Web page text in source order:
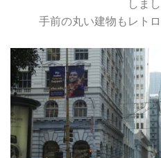
しま
手前の丸い建物もレト